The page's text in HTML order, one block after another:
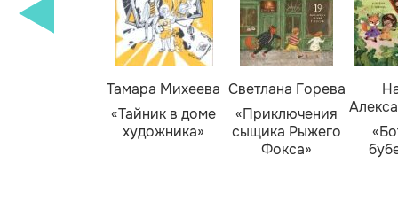
Тамара Михеева
«Тайник в доме
художника»
Светлана Горева
«Приключения
сыщика Рыжего
Фокса»